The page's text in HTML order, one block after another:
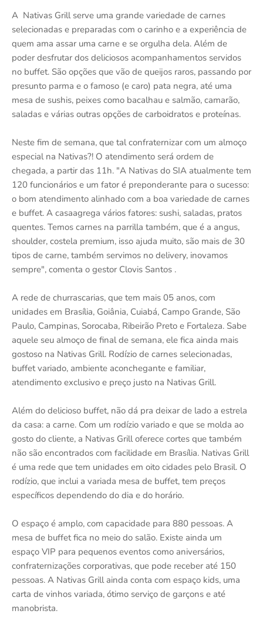
A Nativas Grill serve uma grande variedade de carnes
selecionadas e preparadas com o carinho e a experiência de
quem ama assar uma carne e se orgulha dela. Além de
poder desfrutar dos deliciosos acompanhamentos servidos
no buffet. São opções que vão de queijos raros, passando por
presunto parma e o famoso (e caro) pata negra, até uma
mesa de sushis, peixes como bacalhau e salmão, camarão,
saladas e várias outras opções de carboidratos e proteínas.
Neste fim de semana, que tal confraternizar com um almoço
especial na Nativas?! O atendimento será ordem de
chegada, a partir das 11h. "A Nativas do SIA atualmente tem
120 funcionários e um fator é preponderante para o sucesso:
o bom atendimento alinhado com a boa variedade de carnes
e buffet. A casaagrega vários fatores: sushi, saladas, pratos
quentes. Temos carnes na parrilla também, que é a angus,
shoulder, costela premium, isso ajuda muito, são mais de 30
tipos de carne, também servimos no delivery, inovamos
sempre", comenta o gestor Clovis Santos .
A rede de churrascarias, que tem mais 05 anos, com
unidades em Brasília, Goiânia, Cuiabá, Campo Grande, São
Paulo, Campinas, Sorocaba, Ribeirão Preto e Fortaleza. Sabe
aquele seu almoço de final de semana, ele fica ainda mais
gostoso na Nativas Grill. Rodízio de carnes selecionadas,
buffet variado, ambiente aconchegante e familiar,
atendimento exclusivo e preço justo na Nativas Grill.
Além do delicioso buffet, não dá pra deixar de lado a estrela
da casa: a carne. Com um rodízio variado e que se molda ao
gosto do cliente, a Nativas Grill oferece cortes que também
não são encontrados com facilidade em Brasília. Nativas Grill
é uma rede que tem unidades em oito cidades pelo Brasil. O
rodízio, que inclui a variada mesa de buffet, tem preços
específicos dependendo do dia e do horário.
O espaço é amplo, com capacidade para 880 pessoas. A
mesa de buffet fica no meio do salão. Existe ainda um
espaço VIP para pequenos eventos como aniversários,
confraternizações corporativas, que pode receber até 150
pessoas. A Nativas Grill ainda conta com espaço kids, uma
carta de vinhos variada, ótimo serviço de garçons e até
manobrista.